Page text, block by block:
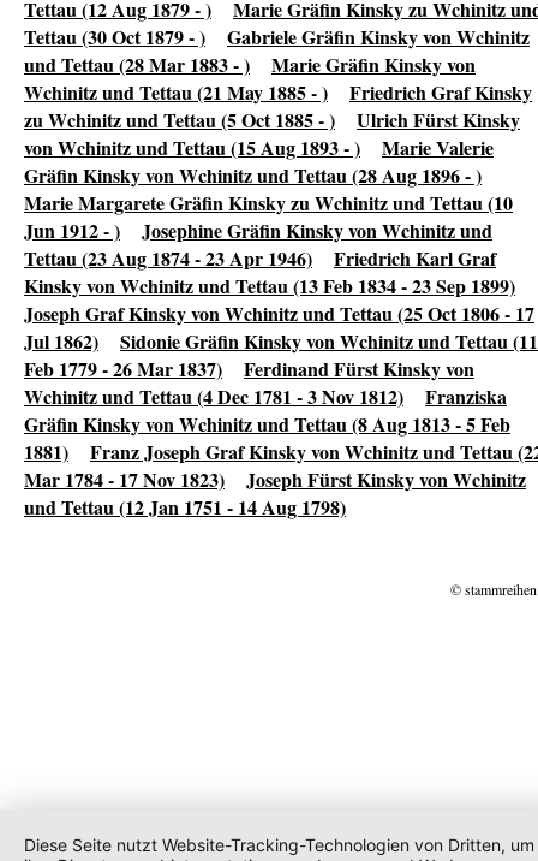
Tettau (12 Aug 1879 - )
Marie Gräfin Kinsky zu Wchinitz
Tettau (30 Oct 1879 - )
Gabriele Gräfin Kinsky von Wchinitz
und Tettau (28 Mar 1883 - )
Marie Gräfin Kinsky von
Wchinitz und Tettau (21 May 1885 - )
Friedrich Graf Kinsky
zu Wchinitz und Tettau (5 Oct 1885 - )
Ulrich Fürst Kinsky
von Wchinitz und Tettau (15 Aug 1893 - )
Marie Valerie
Gräfin Kinsky von Wchinitz und Tettau (28 Aug 1896 - )
Marie Margarete Gräfin Kinsky zu Wchinitz und Tettau (10
Jun 1912 - )
Josephine Gräfin Kinsky von Wchinitz und
Tettau (23 Aug 1874 - 23 Apr 1946)
Friedrich Karl Graf
Kinsky von Wchinitz und Tettau (13 Feb 1834 - 23 Sep 1899)
Joseph Graf Kinsky von Wchinitz und Tettau (25 Oct 1806 - 17
Jul 1862)
Sidonie Gräfin Kinsky von Wchinitz und Tettau (11
Feb 1779 - 26 Mar 1837)
Ferdinand Fürst Kinsky von
Wchinitz und Tettau (4 Dec 1781 - 3 Nov 1812)
Franziska
Gräfin Kinsky von Wchinitz und Tettau (8 Aug 1813 - 5 Feb
1881)
Franz Joseph Graf Kinsky von Wchinitz und Tettau
Mar 1784 - 17 Nov 1823)
Joseph Fürst Kinsky von Wchinitz
und Tettau (12 Jan 1751 - 14 Aug 1798)
©
Diese Seite nutzt Website-Tracking-Technologien von Dritten, um